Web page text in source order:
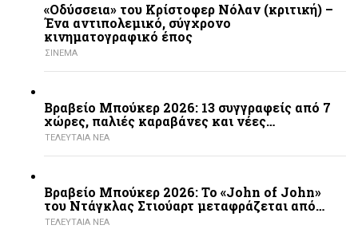
«Οδύσσεια» του Κρίστοφερ Νόλαν (κριτική) –
Ένα αντιπολεμικό, σύγχρονο
κινηματογραφικό έπος
ΣΙΝΕΜΑ
Βραβείο Μπούκερ 2026: 13 συγγραφείς από 7
χώρες, παλιές καραβάνες και νέες…
ΤΕΛΕΥΤΑΙΑ ΝΕΑ
Βραβείο Μπούκερ 2026: Το «John of John»
του Ντάγκλας Στιούαρτ μεταφράζεται από…
ΤΕΛΕΥΤΑΙΑ ΝΕΑ